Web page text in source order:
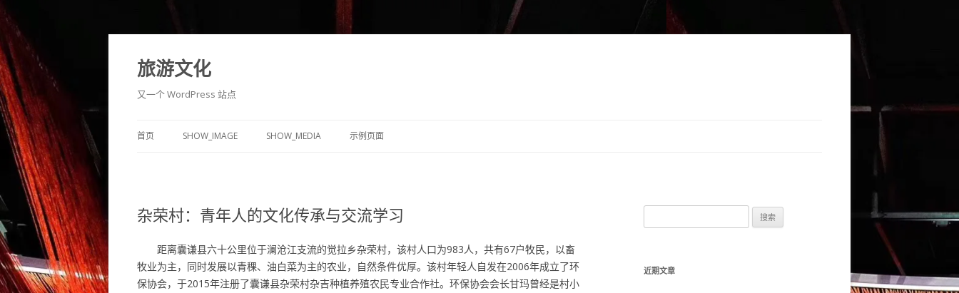
旅游文化
又一个 WordPress 站点
首页 SHOW_IMAGE SHOW_MEDIA 示例页面
杂荣村：青年人的文化传承与交流学习
距离囊谦县六十公里位于澜沧江支流的觉拉乡杂荣村，该村人口为983人，共有67户牧民，以畜
牧业为主，同时发展以青稞、油白菜为主的农业，自然条件优厚。该村年轻人自发在2006年成立了环
保协会，于2015年注册了囊谦县杂荣村杂吉种植养殖农民专业合作社。环保协会会长甘玛曾经是村小
近期文章